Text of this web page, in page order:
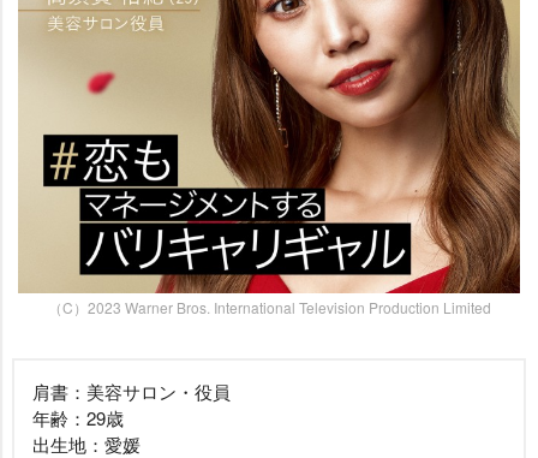
（C）2023 Warner Bros. International Television Production Limited
肩書：美容サロン・役員
年齢：29歳
出生地：愛媛